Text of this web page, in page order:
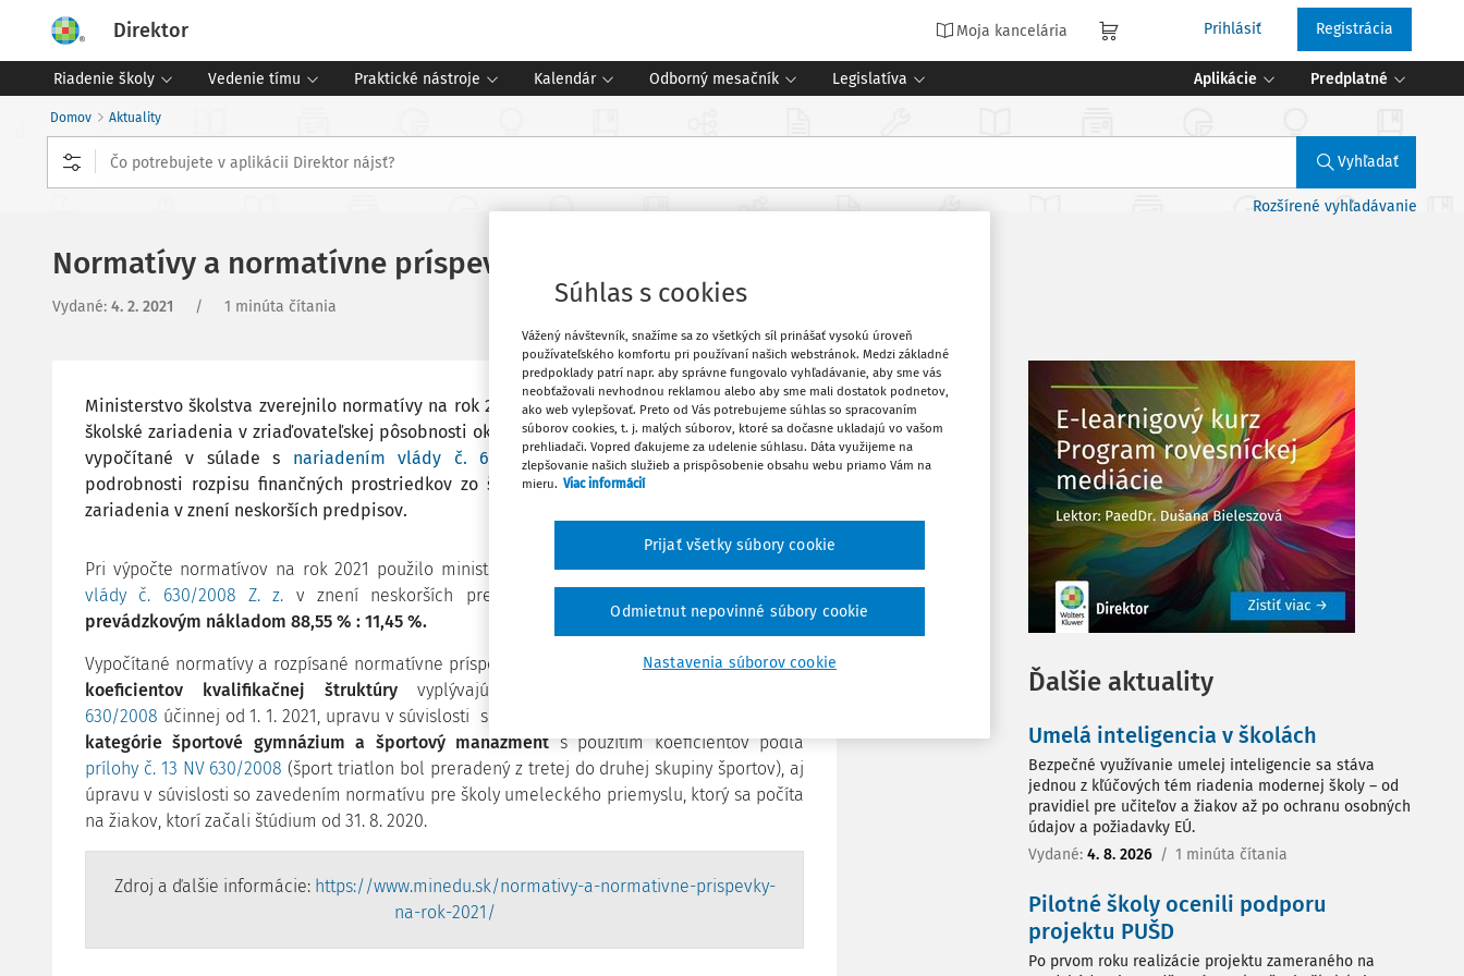
Direktor Moja kancelária Prihlásiť Registrácia
Riadenie školy Vedenie tímu Praktické nástroje Kalendár Odborný mesačník Legislatíva Aplikácie Predplatné
Domov Aktuality
Vyhľadať
Rozšírené vyhľadávanie
Normatívy a normatívne príspevky na rok 2021
Vydané: 4. 2. 2021 / 1 minúta čítania
Ministerstvo školstva zverejnilo normatívy na rok 2021 pre školy všetkých zriaďovateľov a
školské zariadenia v zriaďovateľskej pôsobnosti okresných úradov v sídle kraja, ktoré boli
vypočítané v súlade s nariadením vlády č. 630/2008 Z. z.,ktorým sa ustanovujú
podrobnosti rozpisu finančných prostriedkov zo štátneho rozpočtu pre školy a školské
zariadenia v znení neskorších predpisov.
Pri výpočte normatívov na rok 2021 použilo ministerstvo v súlade s§ 3 ods. 2 nariadenia
vlády č. 630/2008 Z. z. v znení neskorších predpisov
prevádzkovým nákladom 88,55 % : 11,45 %.
Vypočítané normatívy a rozpísané normatívne príspevky na rok 2021 zahŕňajú najmäzmenu
koeficientov kvalifikačnej štruktúry vyplývajúcu z novelizácie
630/2008 účinnej od 1. 1. 2021, upravu v súvislosti so zavedením
kategórie športové gymnázium a športový manažments použitím koeficientov podľa
prílohy č. 13 NV 630/2008 (šport triatlon bol preradený z tretej do druhej skupiny športov), aj
úpravu v súvislosti so zavedením normatívu pre školy umeleckého priemyslu, ktorý sa počíta
na žiakov, ktorí začali štúdium od 31. 8. 2020.
Zdroj a ďalšie informácie: https://www.minedu.sk/normativy-a-normativne-prispevky-
na-rok-2021/
Obľúbené
Vytlačiť
Ďalšie aktuality
Umelá inteligencia v školách
Bezpečné využívanie umelej inteligencie sa stáva
jednou z kľúčových tém riadenia modernej školy – od
pravidiel pre učiteľov a žiakov až po ochranu osobných
údajov a požiadavky EÚ.
Vydané: 4. 8. 2026 / 1 minúta čítania
Pilotné školy ocenili podporu
projektu PUŠD
Po prvom roku realizácie projektu zameraného na
Súhlas s cookies
Vážený návštevník, snažíme sa zo všetkých síl prinášať vysokú úroveň
používateľského komfortu pri používaní našich webstránok. Medzi základné
predpoklady patrí napr. aby správne fungovalo vyhľadávanie, aby sme vás
neobťažovali nevhodnou reklamou alebo aby sme mali dostatok podnetov,
ako web vylepšovať. Preto od Vás potrebujeme súhlas so spracovaním
súborov cookies, t. j. malých súborov, ktoré sa dočasne ukladajú vo vašom
prehliadači. Vopred ďakujeme za udelenie súhlasu. Dáta využijeme na
zlepšovanie našich služieb a prispôsobenie obsahu webu priamo Vám na
mieru. Viac informácií
Nastavenia súborov cookie
Odmietnut nepovinné súbory cookie
Prijať všetky súbory cookie